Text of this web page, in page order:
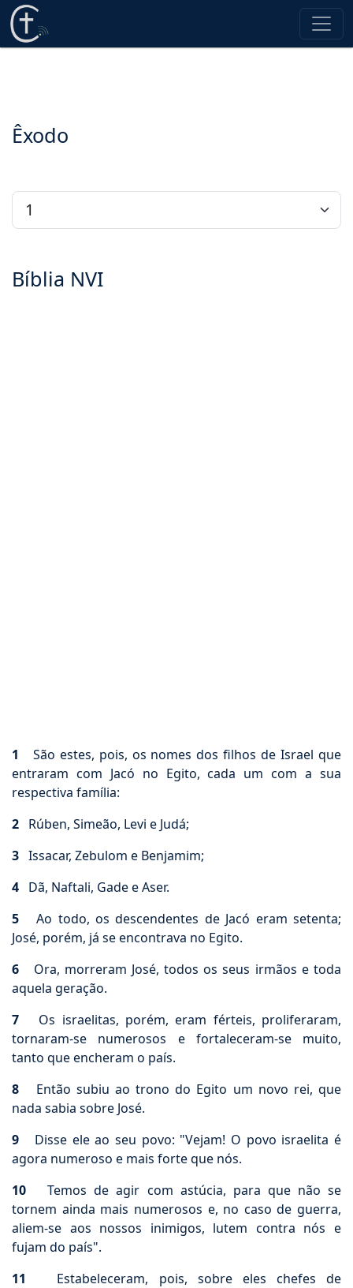
Êxodo
Bíblia NVI
1 São estes, pois, os nomes dos filhos de Israel que
entraram com Jacó no Egito, cada um com a sua
respectiva família:
2 Rúben, Simeão, Levi e Judá;
3 Issacar, Zebulom e Benjamim;
4 Dã, Naftali, Gade e Aser.
5 Ao todo, os descendentes de Jacó eram setenta;
José, porém, já se encontrava no Egito.
6 Ora, morreram José, todos os seus irmãos e toda
aquela geração.
7 Os israelitas, porém, eram férteis, proliferaram,
tornaram-se numerosos e fortaleceram-se muito,
tanto que encheram o país.
8 Então subiu ao trono do Egito um novo rei, que
nada sabia sobre José.
9 Disse ele ao seu povo: "Vejam! O povo israelita é
agora numeroso e mais forte que nós.
10 Temos de agir com astúcia, para que não se
tornem ainda mais numerosos e, no caso de guerra,
aliem-se aos nossos inimigos, lutem contra nós e
fujam do país".
11 Estabeleceram, pois, sobre eles chefes de